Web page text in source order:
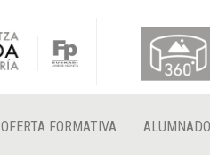
OFERTA FORMATIVA ALUMNADO